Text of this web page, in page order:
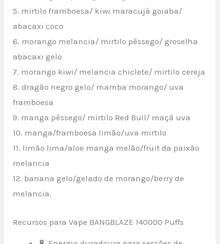
5. mirtilo framboesa/ kiwi maracujá goiaba/
abacaxi coco
6. morango melancia/ mirtilo pêssego/ groselha
abacaxi gelo
7. morango kiwi/ melancia chiclete/ mirtilo cereja
8. dragão negro gelo/ mamba morango/ uva
framboesa
9. manga pêssego/ mirtilo Red Bull/ maçã uva
10. manga/framboesa limão/uva mirtilo
11. limão lima/aloe manga melão/fruit da paixão
melancia
12. banana gelo/gelado de morango/berry de
melancia.
Recursos para Vape BANGBLAZE 140000 Puffs